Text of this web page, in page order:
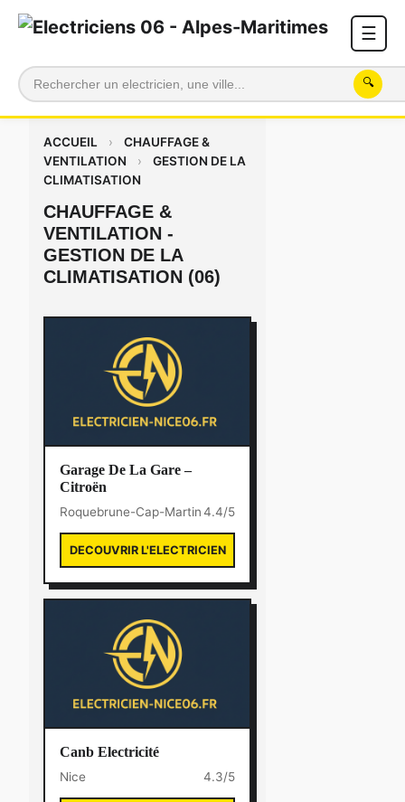
☰
🔍
ACCUEIL ›
CHAUFFAGE &
VENTILATION
›
GESTION DE LA
CLIMATISATION
CHAUFFAGE &
VENTILATION -
GESTION DE LA
CLIMATISATION (06)
Garage De La Gare –
Citroën
Roquebrune-Cap-Martin 4.4/5
DECOUVRIR L'ELECTRICIEN
Canb Electricité
Nice 4.3/5